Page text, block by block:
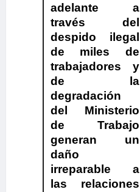
adelante a
través del
despido ilegal
de miles de
trabajadores y
de la
degradación
del Ministerio
de Trabajo
generan un
daño
irreparable a
las relaciones